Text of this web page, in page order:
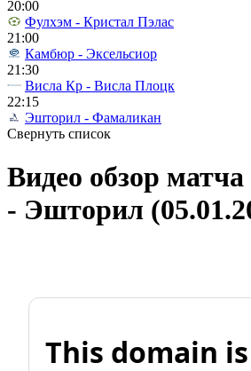
20:00
Фулхэм - Кристал Пэлас
21:00
Камбюр - Эксельсиор
21:30
Висла Кр - Висла Плоцк
22:15
Эшторил - Фамаликан
Свернуть список
Видео обзор
- Эшторил